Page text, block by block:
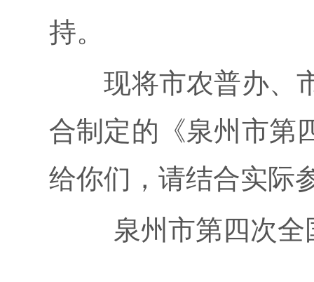
持。
现将市农普办、市
合制定的《泉州市第
给你们，请结合实际
泉州市第四次全